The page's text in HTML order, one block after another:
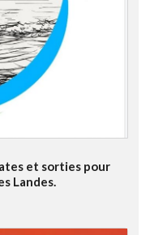
et sorties pour
Landes.